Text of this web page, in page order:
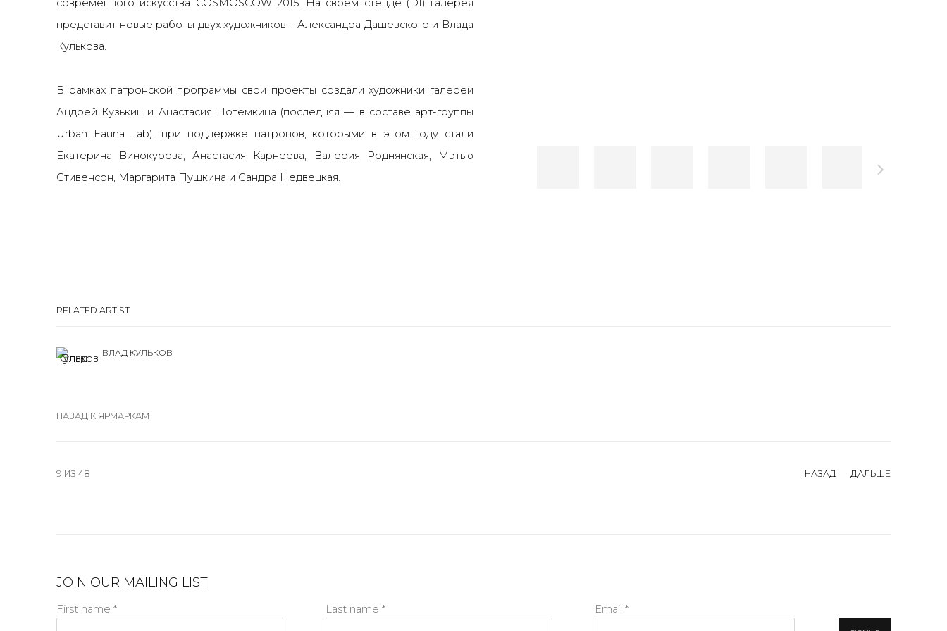
современного искусства COSMOSCOW 2015. На своем стенде (D1) галерея
представит новые работы двух художников – Александра Дашевского и Влада
Кулькова.
В рамках патронской программы свои проекты создали художники галереи
Андрей Кузькин и Анастасия Потемкина (последняя — в составе арт-группы
Urban Fauna Lab), при поддержке патронов, которыми в этом году стали
Екатерина Винокурова, Анастасия Карнеева, Валерия Роднянская, Мэтью
Стивенсон, Маргарита Пушкина и Сандра Недвецкая.
RELATED ARTIST
ВЛАД КУЛЬКОВ
НАЗАД К ЯРМАРКАМ
НАЗАД ДАЛЬШЕ
9 ИЗ 48
JOIN OUR MAILING LIST
First name * Last name * Email *